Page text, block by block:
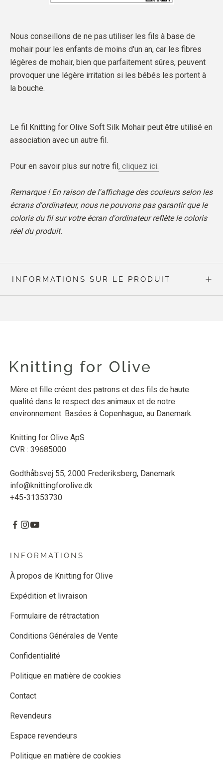
Nous conseillons de ne pas utiliser les fils à base de
mohair pour les enfants de moins d'un an, car les fibres
légères de mohair, bien que parfaitement sûres, peuvent
provoquer une légère irritation si les bébés les portent à
la bouche.
Le fil Knitting for Olive Soft Silk Mohair peut être utilisé en
association avec un autre fil.
Pour en savoir plus sur notre fil, cliquez ici.
Remarque ! En raison de l'affichage des couleurs selon les
écrans d'ordinateur, nous ne pouvons pas garantir que le
coloris du fil sur votre écran d'ordinateur reflète le coloris
réel du produit.
INFORMATIONS SUR LE PRODUIT
Mère et fille créent des patrons et des fils de haute
qualité dans le respect des animaux et de notre
environnement. Basées à Copenhague, au Danemark.
Knitting for Olive ApS
CVR : 39685000
Godthåbsvej 55, 2000 Frederiksberg, Danemark
info@knittingforolive.dk
+45-31353730
INFORMATIONS
À propos de Knitting for Olive
Expédition et livraison
Formulaire de rétractation
Conditions Générales de Vente
Confidentialité
Politique en matière de cookies
Contact
Revendeurs
Espace revendeurs
Politique en matière de cookies